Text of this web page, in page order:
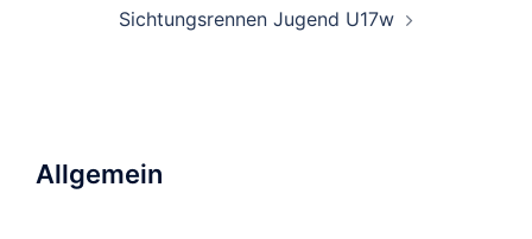
Sichtungsrennen Jugend U17w
Allgemein